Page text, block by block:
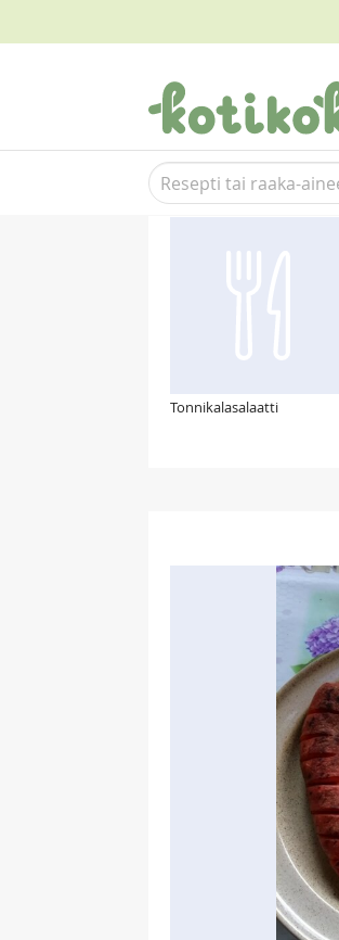
Suosittelemme
Tonnikalasalaatti